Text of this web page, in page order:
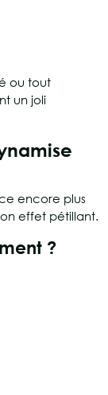
ou tout
un joli
encore plus
effet pétillant.
?